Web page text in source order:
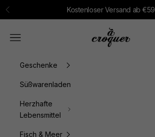
Zum Inhalt springen
Zurück Kostenloser Versand ab €59
à croquer
Menü
Geschenke
Süßwarenladen
Herzhafte
Lebensmittel
Fisch & Meer